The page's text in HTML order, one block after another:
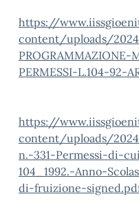
https://
content/uploads/
PROGRAMMAZIONE-
PERMESSI-L.104-92-
https://
content/uploads/
n.-331-Permessi-di-
104_1992.-Anno-
di-fruizione-